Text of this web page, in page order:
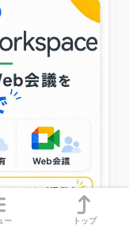
ー トップ